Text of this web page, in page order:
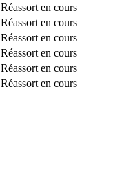
Réassort en cours
Réassort en cours
Réassort en cours
Réassort en cours
Réassort en cours
Réassort en cours